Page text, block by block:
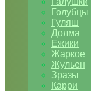
Голубцы
Гуляш
Долма
Ежики
Жаркое
Жульен
Зразы
Карри